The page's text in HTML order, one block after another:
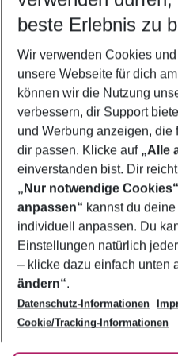
5-8
2 Erwachsene Keine
Mehr Filter
Footer
Footer navigation
Über uns
AGB
Bestpreisgarantie
Cookie-Einstellungen ändern
Cookie-Richtlinie
Agenturbetreuung
Barrierefreies Reisen
Folge uns
beste Erlebnis zu
Wir verwenden Cookies
unsere Webseite für dich
können wir die Nutzung
verbessern, dir Support
und Werbung anzeigen, die
dir passen. Klicke auf „Alle
einverstanden bist. Dir
„Nur notwendige Cookies“
anpassen“ kannst du
individuell anpassen. Du
Einstellungen natürlich
– klicke dazu einfach unten
ändern“.
Datenschutz-Informationen
Cookie/Tracking-Informationen